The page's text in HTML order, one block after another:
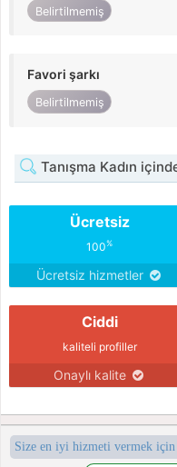
Belirtilmemiş
Favori şarkı
Belirtilmemiş
Tanışma Kadın
Ücretsiz
100%
Ücretsiz hizmetler
Ciddi
kaliteli profiller
Onaylı kalite
Size en iyi hizmeti vermek için